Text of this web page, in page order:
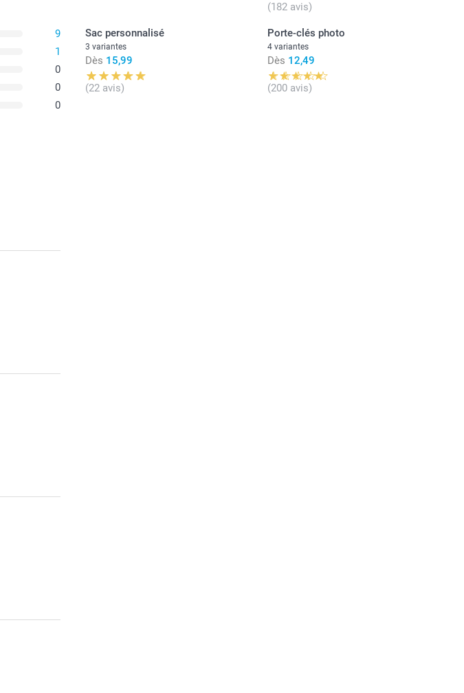
9
1
0
0
0
(182 avis)
Sac personnalisé
3 variantes
Dès 15,99
(22 avis)
Porte-clés photo
4 variantes
Dès 12,49
(200 avis)